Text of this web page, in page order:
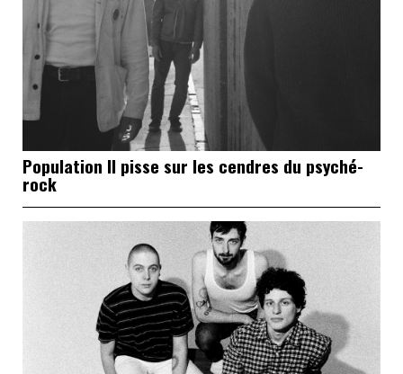
Population II pisse sur les cendres du psyché-
rock